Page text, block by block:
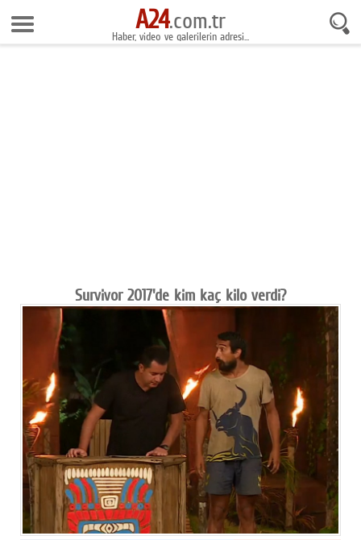
9 Ağustos 2026 14:54:21
Anasayfa
Teknoloji
Spor
Eğitim
Medya
Politika
Dünya
Bilim
A24.com.tr
Haber, video ve galerilerin adresi...
Survivor 2017'de kim kaç kilo verdi?